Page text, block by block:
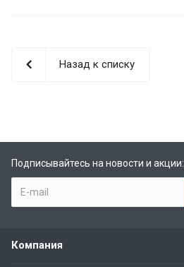
Назад к списку
Подписывайтесь на новости и акции:
Компания